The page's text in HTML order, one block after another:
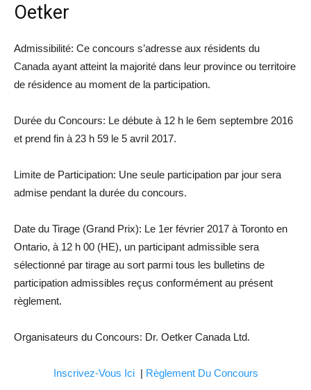
Oetker
Admissibilité: Ce concours s’adresse aux résidents du
Canada ayant atteint la majorité dans leur province ou territoire
de résidence au moment de la participation.
Durée du Concours: Le débute à 12 h le 6em septembre 2016
et prend fin à 23 h 59 le 5 avril 2017.
Limite de Participation: Une seule participation par jour sera
admise pendant la durée du concours.
Date du Tirage (Grand Prix): Le 1er février 2017 à Toronto en
Ontario, à 12 h 00 (HE), un participant admissible sera
sélectionné par tirage au sort parmi tous les bulletins de
participation admissibles reçus conformément au présent
règlement.
Organisateurs du Concours: Dr. Oetker Canada Ltd.
Inscrivez-Vous Ici| Règlement Du Concours